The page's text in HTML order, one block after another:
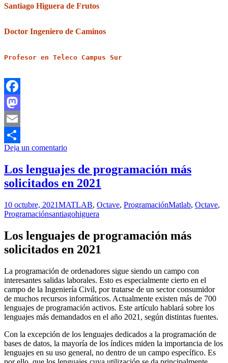
Santiago Higuera de Frutos
Doctor Ingeniero de Caminos
Profesor en Teleco Campus Sur
Facebook
Mastodon
Email
Compartir
Deja un comentario
Los lenguajes de programación más
solicitados en 2021
10 octubre, 2021MATLAB, Octave, ProgramaciónMatlab, Octave,
Programaciónsantiagohiguera
Los lenguajes de programación más
solicitados en 2021
La programación de ordenadores sigue siendo un campo con
interesantes salidas laborales. Esto es especialmente cierto en el
campo de la Ingeniería Civil, por tratarse de un sector consumidor
de muchos recursos informáticos. Actualmente existen más de 700
lenguajes de programación activos. Este artículo hablará sobre los
lenguajes más demandados en el año 2021, según distintas fuentes.
Con la excepción de los lenguajes dedicados a la programación de
bases de datos, la mayoría de los índices miden la importancia de los
lenguajes en su uso general, no dentro de un campo específico. Es